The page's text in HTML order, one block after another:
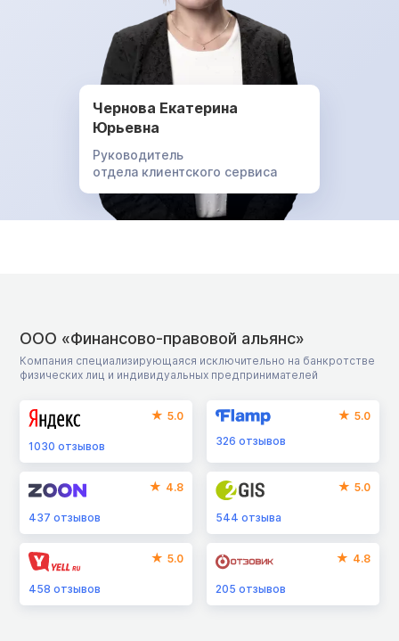
Чернова Екатерина
Юрьевна
Руководитель
отдела клиентского сервиса
ООО «Финансово-правовой альянс»
Компания специализирующаяся исключительно на банкротстве
физических лиц и индивидуальных предпринимателей
5.0
1030 отзывов
5.0
326отзывов
4.8
437 отзывов
5.0
544отзыва
5.0
458 отзывов
4.8
205отзывов